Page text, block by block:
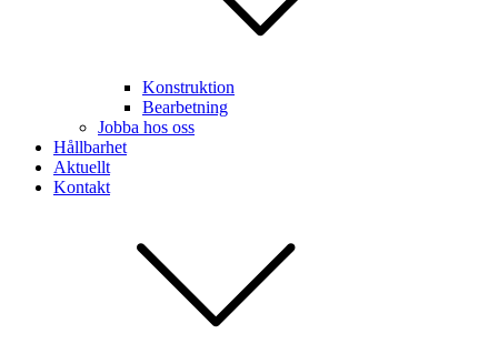
Konstruktion
Bearbetning
Jobba hos oss
Hållbarhet
Aktuellt
Kontakt